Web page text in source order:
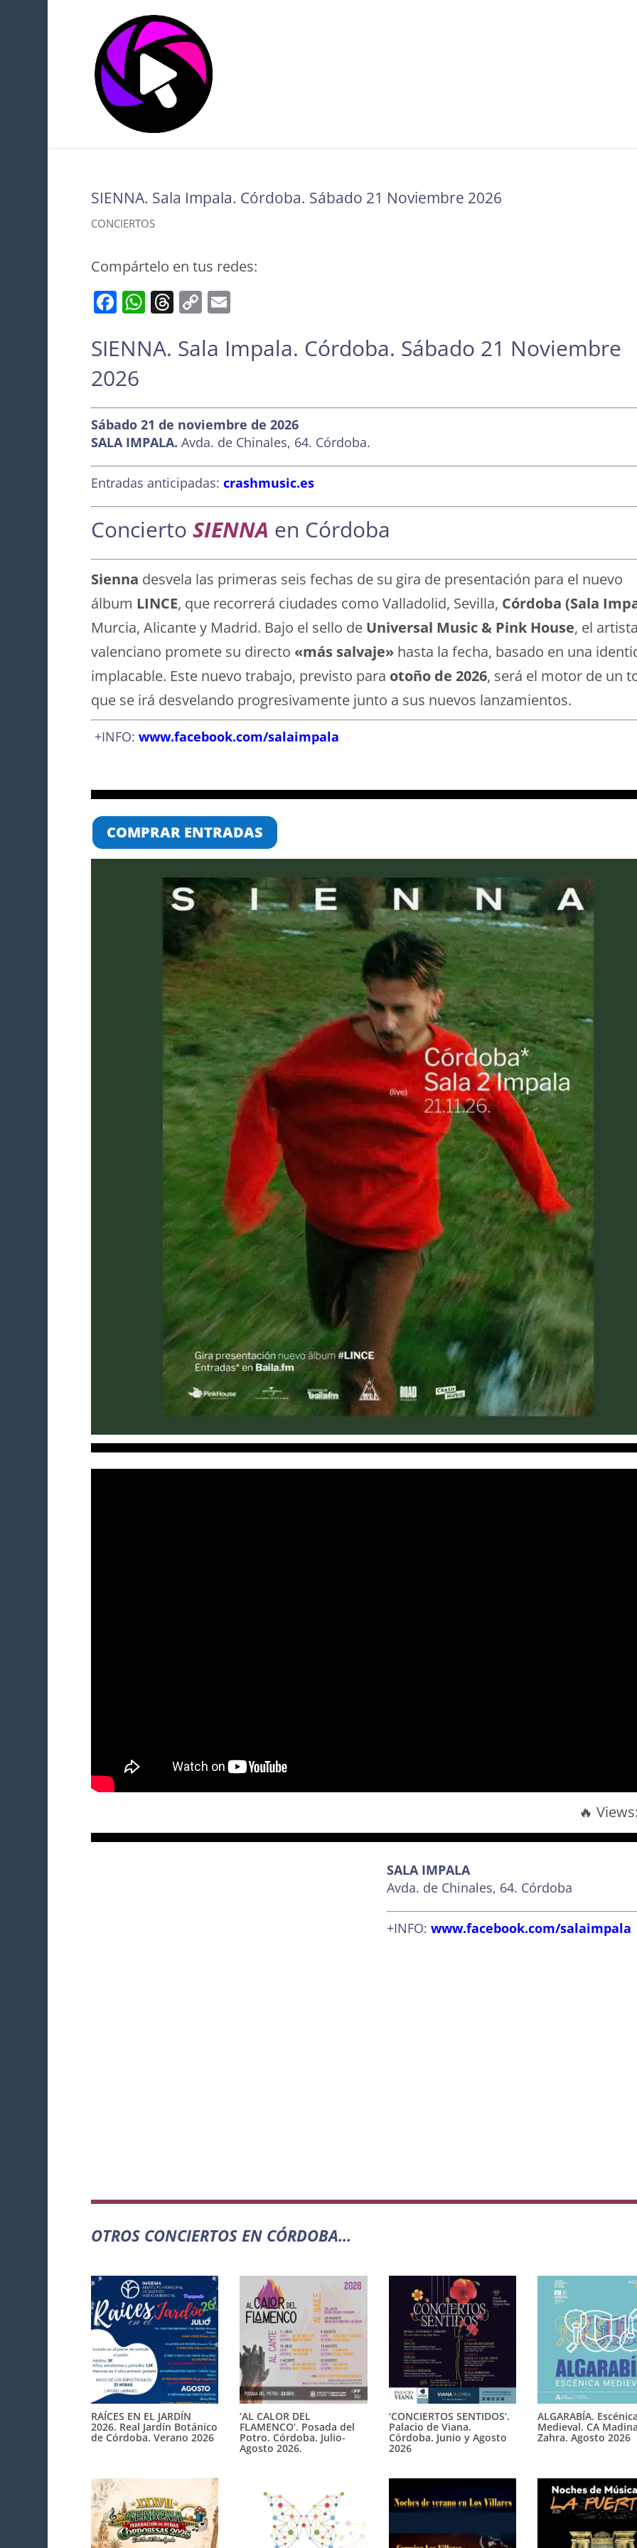
SIENNA. Sala Impala. Córdoba. Sábado 21 Noviembre 2026
CONCIERTOS
Compártelo en tus redes:
F
c
e
b
o
o
k
W
at
p
p
T
re
s
C
p
n
k
E
ai
SIENNA. Sala Impala. Córdoba. Sábado 21 Noviembre
2026
Sábado 21 de noviembre de 2026
SALA IMPALA. Avda. de Chinales, 64. Córdoba.
Entradas anticipadas: crashmusic.es
Concierto SIENNA en Córdoba
Sienna desvela las primeras seis fechas de su gira de presentación para el nuevo
álbum LINCE, que recorrerá ciudades como Valladolid, Sevilla, Córdoba (Sala
Murcia, Alicante y Madrid. Bajo el sello de Universal Music & Pink House, el artista
valenciano promete su directo «más salvaje»hasta la fecha, basado en una
implacable. Este nuevo trabajo, previsto para otoño de 2026, será el motor de un
que se irá desvelando progresivamente junto a sus nuevos lanzamientos.
+INFO: www.facebook.com/salaimpala
COMPRAR ENTRADAS
🔥 Views:
SALA IMPALA
Avda. de Chinales, 64. Córdoba
+INFO: www.facebook.com/salaimpala
OTROS CONCIERTOS EN CÓRDOBA…
RAÍCES EN EL JARDÍN
2026. Real Jardín Botánico
de Córdoba. Verano 2026
‘AL CALOR DEL
FLAMENCO’. Posada del
Potro. Córdoba. Julio-
Agosto 2026.
‘CONCIERTOS SENTIDOS’.
Palacio de Viana.
Córdoba. Junio y Agosto
2026
ALGARABÍA. Escénica
Medieval. CA
Zahra. Agosto 2026